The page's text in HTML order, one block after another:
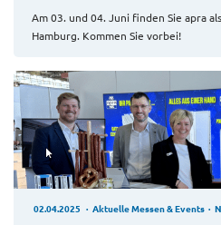
Am 03. und 04. Juni finden Sie apra
Hamburg. Kommen Sie vorbei!
02.04.2025 Aktuelle Messen & Events